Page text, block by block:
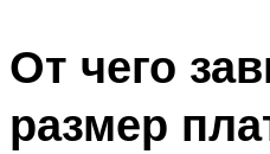
От чего
размер